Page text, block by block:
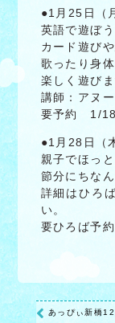
●1月25日（
英語で遊ぼう
カード遊び
歌ったり身
楽しく遊びま
講師：アヌ
要予約 1/
●1月28日（
親子でほっ
節分にちな
詳細はひろ
い。
要ひろば予
あっぴぃ新橋